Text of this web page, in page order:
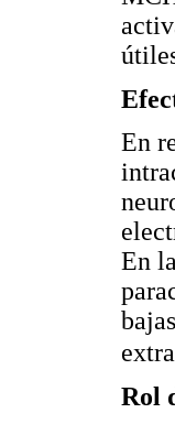
En
En la
Rol